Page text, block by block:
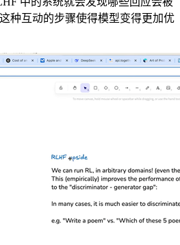
种互动的步骤使得模型变得更加优